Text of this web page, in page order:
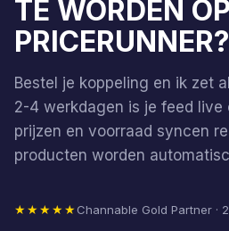
TE WORDEN OP
PRICERUNNER?
Bestel je koppeling en ik zet
2-4 werkdagen is je feed live
prijzen en voorraad syncen
producten worden
★★★★★Channable Gold Partner ·